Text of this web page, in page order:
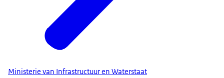
Ministerie van Infrastructuur en Waterstaat